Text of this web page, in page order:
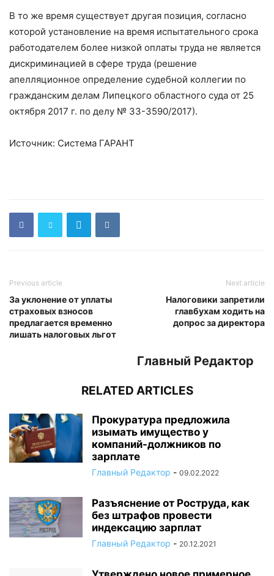
В то же время существует другая позиция, согласно
которой установление на время испытательного срока
работодателем более низкой оплаты труда не является
дискриминацией в сфере труда (решение
апелляционное определение судебной коллегии по
гражданским делам Липецкого областного суда от 25
октября 2017 г. по делу № 33-3590/2017).
Источник: Система ГАРАНТ
Previous article
За уклонение от уплаты
страховых взносов
предлагается временно
лишать налоговых льгот
Next article
Налоговики запретили
главбухам ходить на
допрос за директора
Главный Редактор
RELATED ARTICLES
Прокуратура предложила
изымать имущество у
компаний-должников по
зарплате
Главный Редактор - 09.02.2022
Разъяснение от Роструда, как
без штрафов провести
индексацию зарплат
Главный Редактор - 20.12.2021